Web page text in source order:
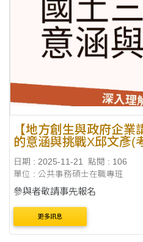
【地方創生與政府企
的意涵與挑戰X邱文彥(
日期 : 2025-11-21
點閱 : 106
單位 : 公共事務碩士在職專班
參與者敬請事先報名
更多訊息